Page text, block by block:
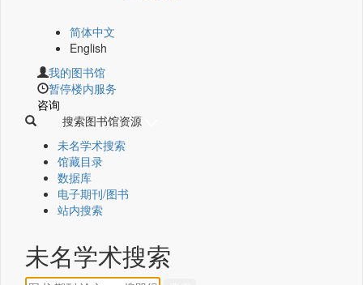
简体中文
English
我的图书馆
暂停楼内服务
咨询
搜索图书馆资源
未名学术搜索
馆藏目录
数据库
电子期刊/图书
站内搜索
未名学术搜索